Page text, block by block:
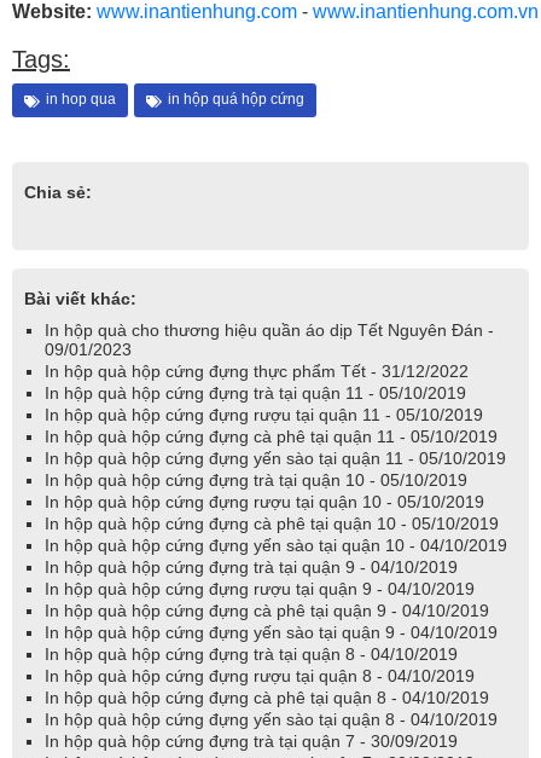
Website: www.inantienhung.com - www.inantienhung.com.vn
Tags:
in hop qua in hộp quá hộp cứng
Chia sẻ:
Bài viết khác:
In hộp quà cho thương hiệu quần áo dịp Tết Nguyên Đán -
09/01/2023
In hộp quà hộp cứng đựng thực phẩm Tết - 31/12/2022
In hộp quà hộp cứng đựng trà tại quận 11 - 05/10/2019
In hộp quà hộp cứng đựng rượu tại quận 11 - 05/10/2019
In hộp quà hộp cứng đựng cà phê tại quận 11 - 05/10/2019
In hộp quà hộp cứng đựng yến sào tại quận 11 - 05/10/2019
In hộp quà hộp cứng đựng trà tại quận 10 - 05/10/2019
In hộp quà hộp cứng đựng rượu tại quận 10 - 05/10/2019
In hộp quà hộp cứng đựng cà phê tại quận 10 - 05/10/2019
In hộp quà hộp cứng đựng yến sào tại quận 10 - 04/10/2019
In hộp quà hộp cứng đựng trà tại quận 9 - 04/10/2019
In hộp quà hộp cứng đựng rượu tại quận 9 - 04/10/2019
In hộp quà hộp cứng đựng cà phê tại quận 9 - 04/10/2019
In hộp quà hộp cứng đựng yến sào tại quận 9 - 04/10/2019
In hộp quà hộp cứng đựng trà tại quận 8 - 04/10/2019
In hộp quà hộp cứng đựng rượu tại quận 8 - 04/10/2019
In hộp quà hộp cứng đựng cà phê tại quận 8 - 04/10/2019
In hộp quà hộp cứng đựng yến sào tại quận 8 - 04/10/2019
In hộp quà hộp cứng đựng trà tại quận 7 - 30/09/2019